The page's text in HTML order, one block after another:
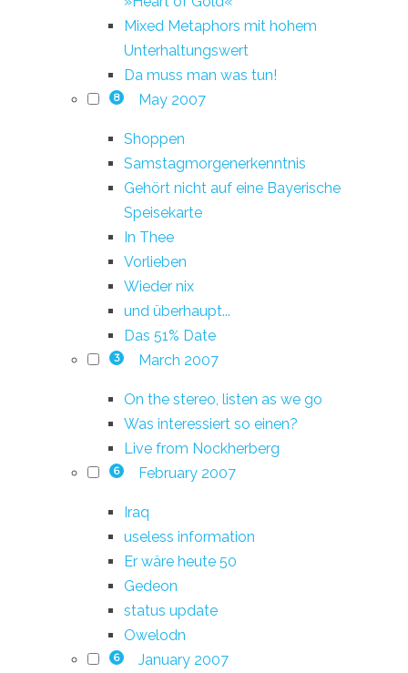
Mixed Metaphors mit hohem
Unterhaltungswert
Da muss man was tun!
8 May 2007
Shoppen
Samstagmorgenerkenntnis
Gehört nicht auf eine Bayerische
Speisekarte
In Thee
Vorlieben
Wieder nix
und überhaupt...
Das 51% Date
3 March 2007
On the stereo, listen as we go
Was interessiert so einen?
Live from Nockherberg
6 February 2007
Iraq
useless information
Er wäre heute 50
Gedeon
status update
Owelodn
6 January 2007